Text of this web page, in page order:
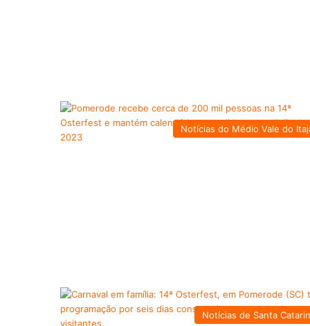
Notícias do Médio Vale do
Notícias de Santa